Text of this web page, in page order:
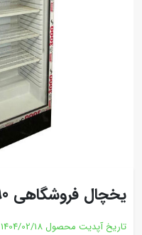
یخچال فروشگاهی 90 سانتی
تاریخ آپدیت محصول 1404/02/18